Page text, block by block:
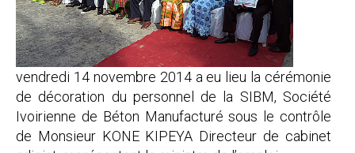
vendredi 14 novembre 2014 a eu lieu la cérémonie
de décoration du personnel de la SIBM, Société
Ivoirienne de Béton Manufacturé sous le contrôle
de Monsieur KONE KIPEYA Directeur de cabinet